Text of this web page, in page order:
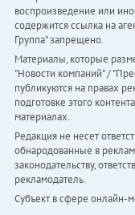
воспроизведение или
содержится ссылка на
Группа" запрещено.
Материалы, которые
"Новости компаний" /
публикуются на правах
подготовке этого
материалах.
Редакция не несет
обнародованные в
законодательству,
рекламодатель.
Субъект в сфере онлайн-